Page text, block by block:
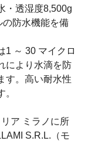
・透湿度8,500g
の防水機能を備
1 ～ 30 マイクロ
により水滴を防
す。高い耐水性
ア ミラノに所
S.R.L.（モ